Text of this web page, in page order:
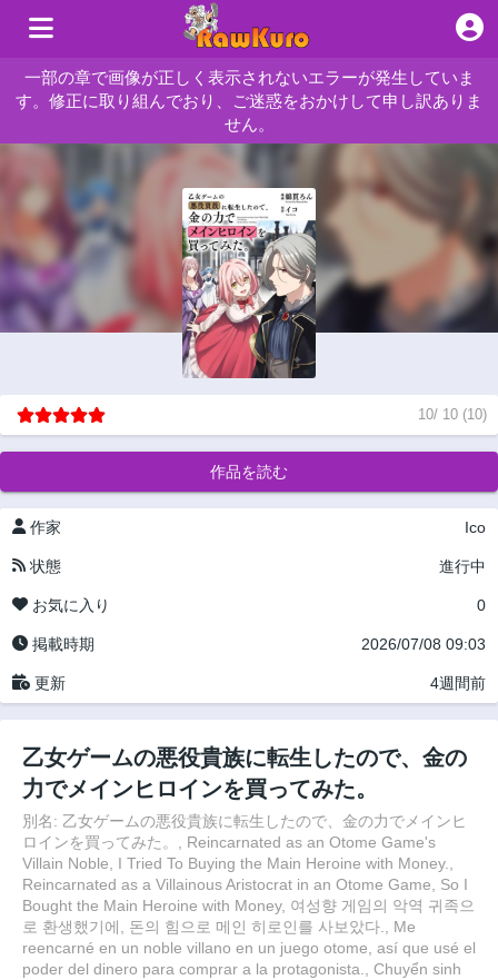
一部の章で画像が正しく表示されないエラーが発生していま
す。修正に取り組んでおり、ご迷惑をおかけして申し訳ありま
せん。
10/ 10 (10)
作品を読む
作家 Ico
状態 進行中
お気に入り 0
掲載時期 2026/07/08 09:03
更新 4週間前
乙女ゲームの悪役貴族に転生したので、金の
力でメインヒロインを買ってみた。
別名: 乙女ゲームの悪役貴族に転生したので、金の力でメインヒ
ロインを買ってみた。, Reincarnated as an Otome Game's
Villain Noble, I Tried To Buying the Main Heroine with Money.,
Reincarnated as a Villainous Aristocrat in an Otome Game, So I
Bought the Main Heroine with Money, 여성향 게임의 악역 귀족으
로 환생했기에, 돈의 힘으로 메인 히로인를 사보았다., Me
reencarné en un noble villano en un juego otome, así que usé el
poder del dinero para comprar a la protagonista., Chuyển sinh